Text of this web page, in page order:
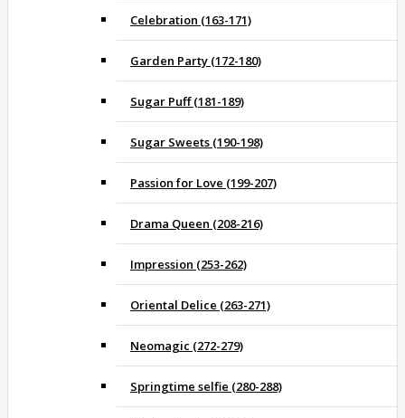
Celebration (163-171)
Garden Party (172-180)
Sugar Puff (181-189)
Sugar Sweets (190-198)
Passion for Love (199-207)
Drama Queen (208-216)
Impression (253-262)
Oriental Delice (263-271)
Neomagic (272-279)
Springtime selfie (280-288)